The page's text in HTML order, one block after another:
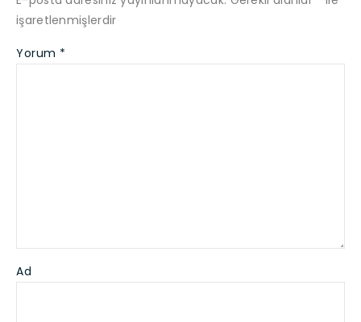
işaretlenmişlerdir
Yorum *
Ad